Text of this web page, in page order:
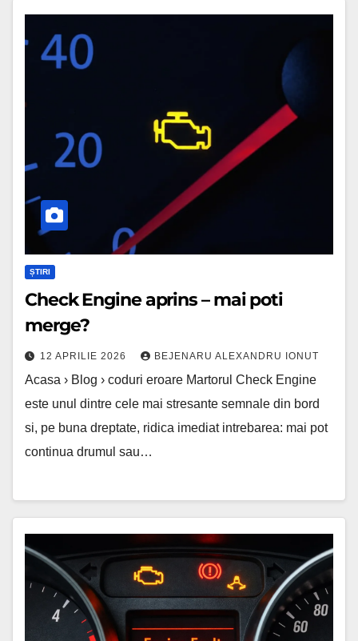
Engine
aprins
merge?
ȘTIRI
Check Engine aprins – mai poti
merge?
12 APRILIE 2026 BEJENARU ALEXANDRU IONUT
Acasa › Blog › coduri eroare Martorul Check Engine
este unul dintre cele mai stresante semnale din bord
si, pe buna dreptate, ridica imediat intrebarea: mai pot
continua drumul sau…
Check
Engine
aprins